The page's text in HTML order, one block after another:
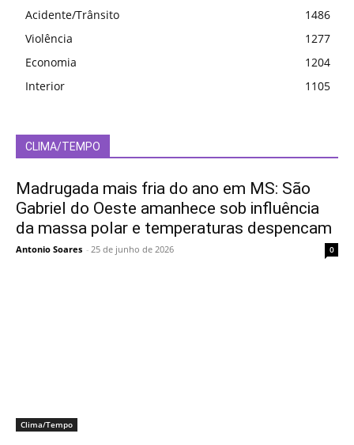
Acidente/Trânsito
1486
Violência
1277
Economia
1204
Interior
1105
CLIMA/TEMPO
Madrugada mais fria do ano em MS: São
Gabriel do Oeste amanhece sob influência
da massa polar e temperaturas despencam
Antonio Soares - 25 de junho de 2026 0
Clima/Tempo